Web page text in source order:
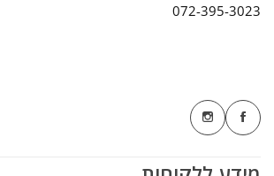
072-395-3023